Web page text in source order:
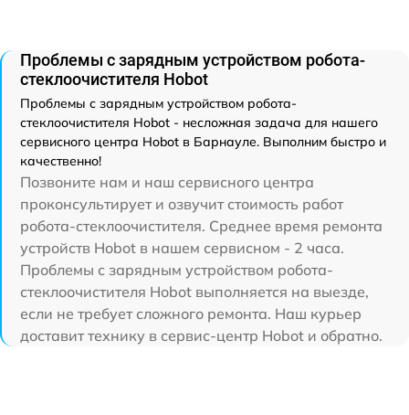
Проблемы с зарядным устройством робота-
стеклоочистителя Hobot
Проблемы с зарядным устройством робота-
стеклоочистителя Hobot - несложная задача для нашего
сервисного центра Hobot в Барнауле. Выполним быстро и
качественно!
Позвоните нам и наш сервисного центра
проконсультирует и озвучит стоимость работ
робота-стеклоочистителя. Среднее время ремонта
устройств Hobot в нашем сервисном - 2 часа.
Проблемы с зарядным устройством робота-
стеклоочистителя Hobot выполняется на выезде,
если не требует сложного ремонта. Наш курьер
доставит технику в сервис-центр Hobot и обратно.